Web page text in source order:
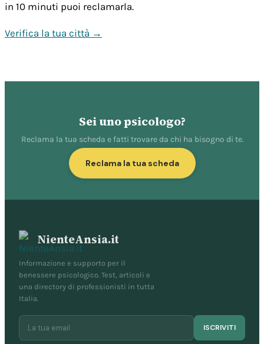
in 10 minuti puoi reclamarla.
Verifica la tua città →
Sei uno psicologo?
Reclama la tua scheda e fatti trovare da chi ha bisogno di te.
Reclama la tua scheda
NienteAnsia.it
Informazione e supporto per il
benessere psicologico. Test, articoli e
una directory di professionisti in tutta
Italia.
ISCRIVITI